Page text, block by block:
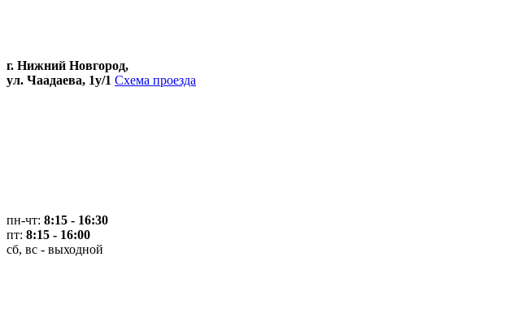
г. Нижний Новгород,
ул. Чаадаева, 1у/1 Схема проезда
пн-чт: 8:15 - 16:30
пт: 8:15 - 16:00
сб, вс - выходной